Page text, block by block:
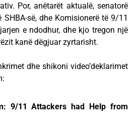
Por, anëtarët aktualë, senatorë
së, dhe Komisionerë të 9/11
e ndodhur, dhe kjo tregon një
kanë dëgjuar zyrtarisht.
dhe shikoni video’deklarimet
9/11 Attackers had Help from